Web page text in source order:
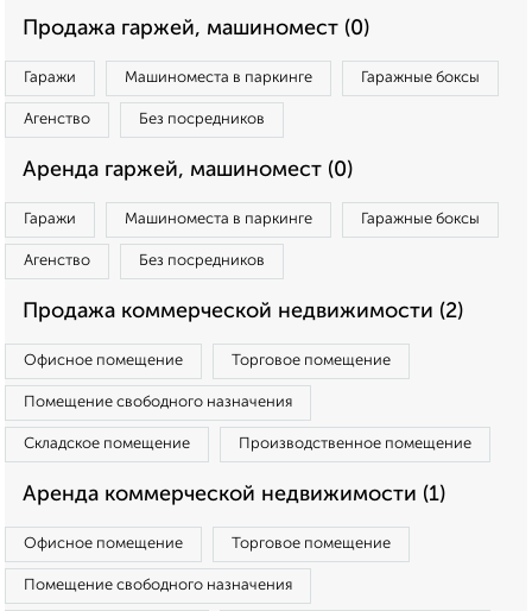
Продажа гаржей, машиномест (0)
Гаражи Машиноместа в паркинге Гаражные боксы
Агенство Без посредников
Аренда гаржей, машиномест (0)
Гаражи Машиноместа в паркинге Гаражные боксы
Агенство Без посредников
Продажа коммерческой недвижимости (2)
Офисное помещение Торговое помещение
Помещение свободного назначения
Складское помещение Производственное помещение
Аренда коммерческой недвижимости (1)
Офисное помещение Торговое помещение
Помещение свободного назначения